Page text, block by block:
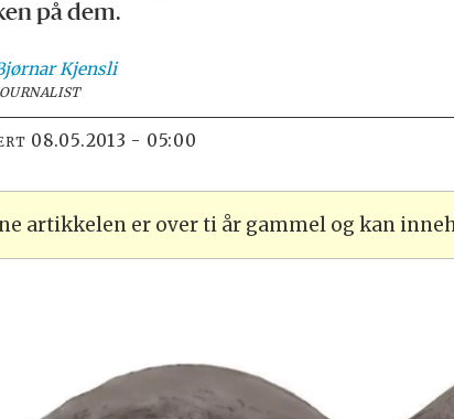
på dem.
Kjensli
08.05.2013 - 05:00
artikkelen er over ti år gammel og kan